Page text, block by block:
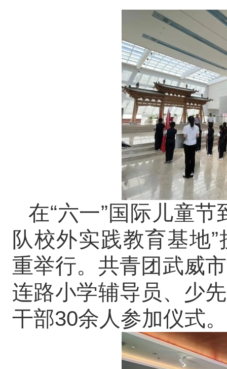
在“六一”国际儿童
队校外实践教育基地
重举行。共青团武威
连路小学辅导员、少
干部30余人参加仪式。